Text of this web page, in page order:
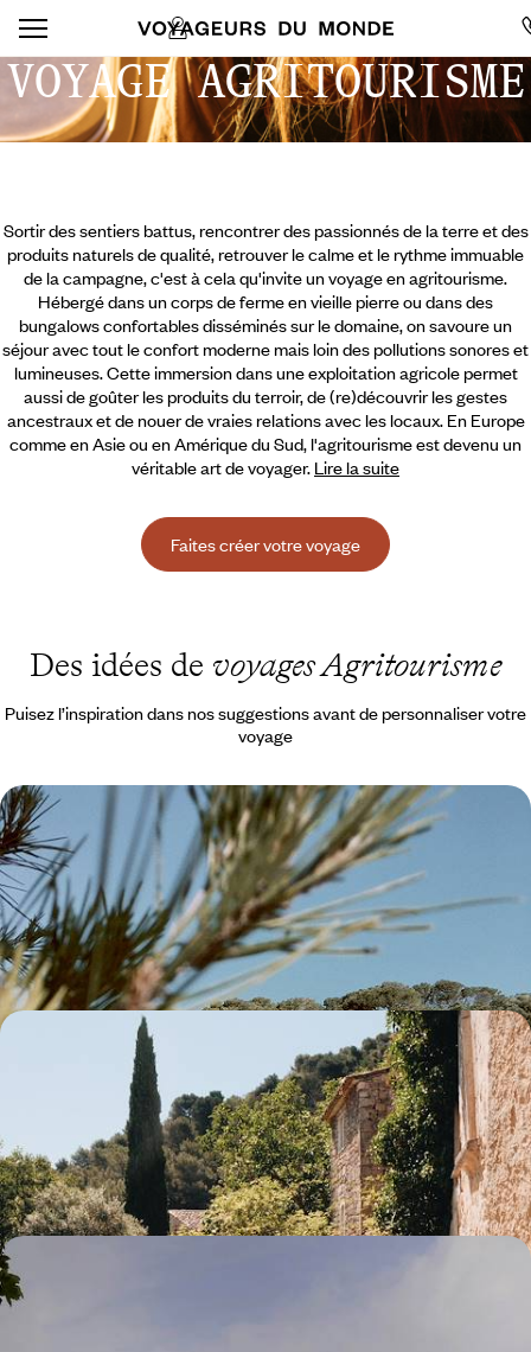
VOYAGE AGRITOURISME
Sortir des sentiers battus, rencontrer des passionnés de la terre et des
produits naturels de qualité, retrouver le calme et le rythme immuable
de la campagne, c'est à cela qu'invite un voyage en agritourisme.
Hébergé dans un corps de ferme en vieille pierre ou dans des
bungalows confortables disséminés sur le domaine, on savoure un
séjour avec tout le confort moderne mais loin des pollutions sonores et
lumineuses. Cette immersion dans une exploitation agricole permet
aussi de goûter les produits du terroir, de (re)découvrir les gestes
ancestraux et de nouer de vraies relations avec les locaux. En Europe
comme en Asie ou en Amérique du Sud,l'agritourisme est devenu un
véritable art de voyager. Lire la suite
Faites créer votre voyage
Des idées de voyages Agritourisme
Puisez l’inspiration dans nos suggestions avant de personnaliser votre
voyage
Tous ensemble à Majorque - Palma et l'arrière-pays
en adresses secrètes
Profiter de Majorque en famille et sans artifices, depuis le cœur
historique de Palma puis le calme de la campagne, la plage jamais loin
7 jours, de CHF 1600 à CHF 2400
Échappée familiale en Provence - Slow travel au
pays des cigales
Arpenter tous ensemble une région lumineuse plantée d'oliviers,
d'adorables villages et de châteaux romanesques
10 jours, de CHF 1700 à CHF 2300
Family-trip de Belfast au Donegal - Au nord, la
campagne irlandaise en cottage